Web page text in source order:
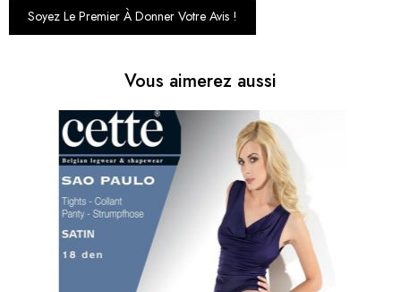
Soyez Le Premier À Donner Votre Avis !
Vous aimerez aussi